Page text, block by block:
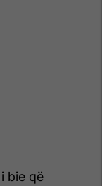
bie që